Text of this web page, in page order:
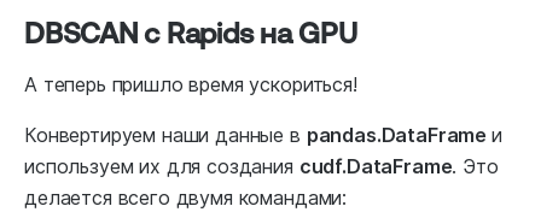
DBSCAN с Rapids на GPU
А теперь пришло время ускориться!
Конвертируем наши данные в pandas.DataFrame и
используем их для создания cudf.DataFrame. Это
делается всего двумя командами: